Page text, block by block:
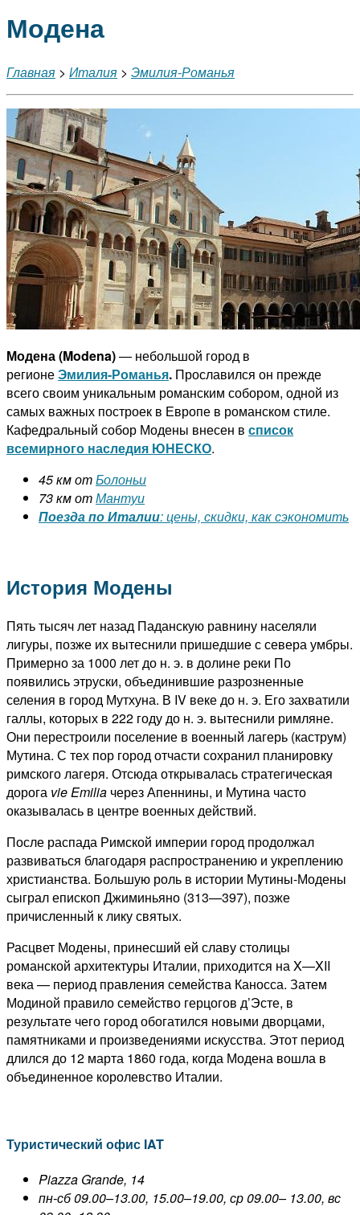
Модена
Главная > Италия > Эмилия-Романья
Модена (Modena)— небольшой город в
регионеЭмилия-Романья. Прославился он прежде
всего своим уникальным романским собором, одной из
самых важных построек в Европе в романском стиле.
Кафедральный собор Модены внесен в список
всемирного наследия ЮНЕСКО.
45 км отБолоньи
73 км отМантуи
Поезда по Италии: цены, скидки, как сэкономить
История Модены
Пять тысяч лет назад Паданскую равнину населяли
лигуры, позже их вытеснили пришедшие с севера умбры.
Примерно за 1000 лет до н. э. в долине реки По
появились этруски, объединившие разрозненные
селения в город Мутхуна. В IV веке до н. э. Его захватили
галлы, которых в 222 году до н. э. вытеснили римляне.
Они перестроили поселение в военный лагерь (каструм)
Мутина. С тех пор город отчасти сохранил планировку
римского лагеря. Отсюда открывалась стратегическая
дорога vie Emilia через Апеннины, и Мутина часто
оказывалась в центре военных действий.
После распада Римской империи город продолжал
развиваться благодаря распространению и укреплению
христианства. Большую роль в истории Мутины-Модены
сыграл епископ Джиминьяно (313—397), позже
причисленный к лику святых.
Расцвет Модены, принесший ей славу столицы
романской архитектуры Италии, приходится на X—XII
века — период правления семейства Каносса. Затем
Модиной правило семейство герцогов д’Эсте, в
результате чего город обогатился новыми дворцами,
памятниками и произведениями искусства. Этот период
длился до 12 марта 1860 года, когда Модена вошла в
объединенное королевство Италии.
Туристический офис IAT
Piazza Grande, 14
пн-сб 09.00–13.00, 15.00–19.00, ср 09.00– 13.00, вс